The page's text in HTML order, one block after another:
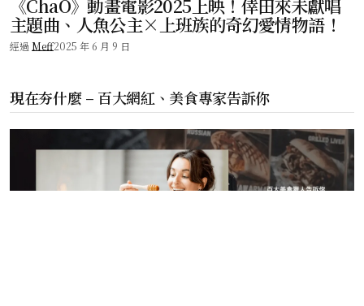
《ChaO》動畫電影2025上映！倖田來未獻唱
主題曲、人魚公主×上班族的奇幻愛情物語！
經過 Meff2025 年 6 月 9 日
現在夯什麼 – 百大網紅、美食專家告訴你